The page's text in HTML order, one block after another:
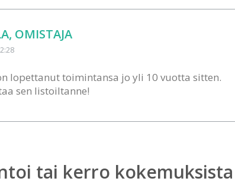
OMISTAJA
lopettanut toimintansa jo yli 10 vuotta sitten.
sen listoiltanne!
tai kerro kokemuksista